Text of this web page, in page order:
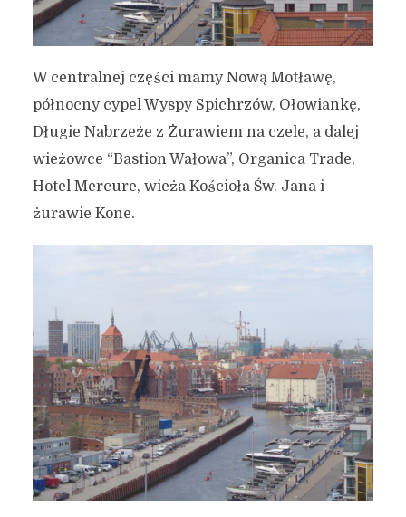
W centralnej części mamy Nową Motławę,
północny cypel Wyspy Spichrzów, Ołowiankę,
Długie Nabrzeże z Żurawiem na czele, a dalej
wieżowce “Bastion Wałowa”, Organica Trade,
Hotel Mercure, wieża Kościoła Św. Jana i
żurawie Kone.